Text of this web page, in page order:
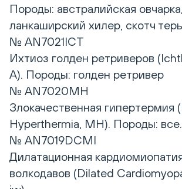
Породы: австралийская
ланкаширский хилер, скотч
№ AN7021ICT
Ихтиоз голден ретриверов
A). Породы: голден ретривер
№ AN7020MH
Злокачественная гипертермия
Hyperthermia, MH). Породы: все.
№ AN7019DCMI
Дилатационная
волкодавов (Dilated